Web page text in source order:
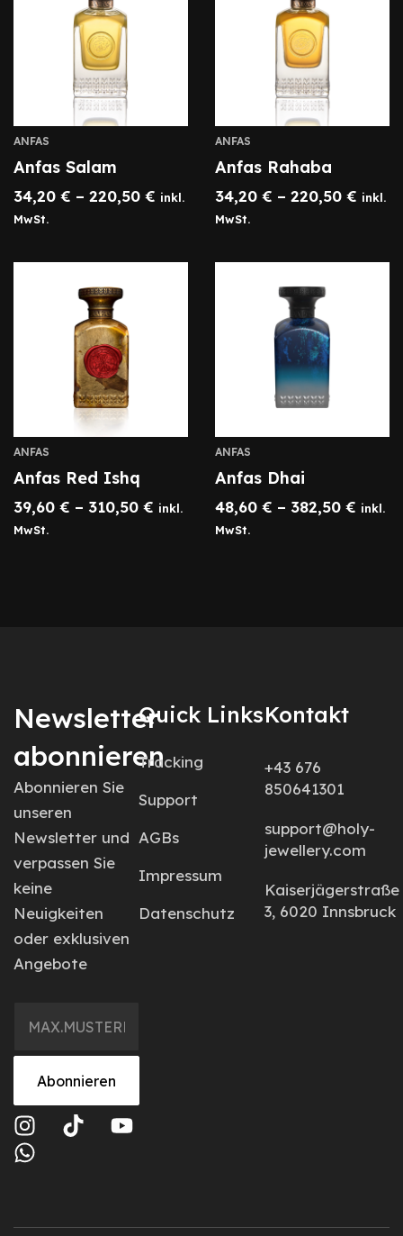
ANFAS
Anfas Salam
34,20 € – 220,50 € inkl.
MwSt.
ANFAS
Anfas Rahaba
34,20 € – 220,50 € inkl.
MwSt.
ANFAS
Anfas Red Ishq
39,60 € – 310,50 € inkl.
MwSt.
ANFAS
Anfas Dhai
48,60 € – 382,50 € inkl.
MwSt.
Newsletter
abonnieren
Abonnieren Sie
unseren
Newsletter und
verpassen Sie
keine
Neuigkeiten
oder exklusiven
Angebote
Abonnieren
Quick Links
Tracking
Support
AGBs
Impressum
Datenschutz
Kontakt
+43 676
850641301
support@holy-
jewellery.com
Kaiserjägerstraße
3, 6020 Innsbruck